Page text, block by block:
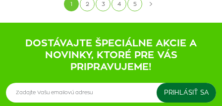
1 2 3 4 5
DOSTÁVAJTE ŠPECIÁLNE AKCIE A
NOVINKY, KTORÉ PRE VÁS
PRIPRAVUJEME!